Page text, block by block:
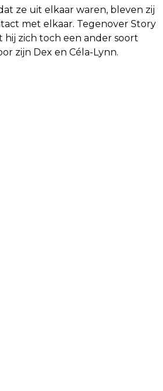
ze uit elkaar waren, bleven zij
met elkaar. Tegenover Story
zich toch een ander soort
zijn Dex en Céla-Lynn.